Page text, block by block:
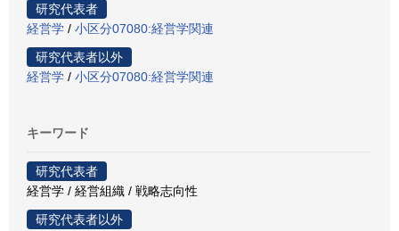
研究代表者
経営学 / 小区分07080:経営学関連
研究代表者以外
経営学 / 小区分07080:経営学関連
キーワード
研究代表者
経営学 / 経営組織 / 戦略志向性
研究代表者以外